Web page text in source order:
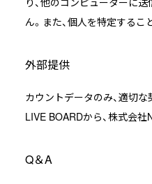
ん。また、個人を特定するこ
外部提供
カウントデータのみ、適切
LIVE BOARDから、株式会社
Q＆A